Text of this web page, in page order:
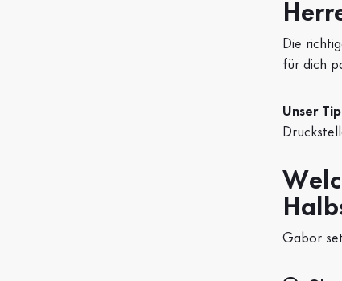
Die
für dich
Unser
Gabor